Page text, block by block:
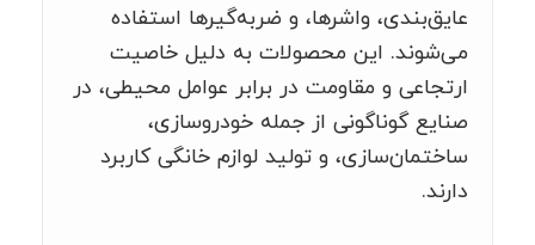
عایق‌بندی، واشرها، و ضربه‌گیرها استفاده
می‌شوند. این محصولات به دلیل خاصیت
ارتجاعی و مقاومت در برابر عوامل محیطی، در
صنایع گوناگونی از جمله خودروسازی،
ساختمان‌سازی، و تولید لوازم خانگی کاربرد
دارند.